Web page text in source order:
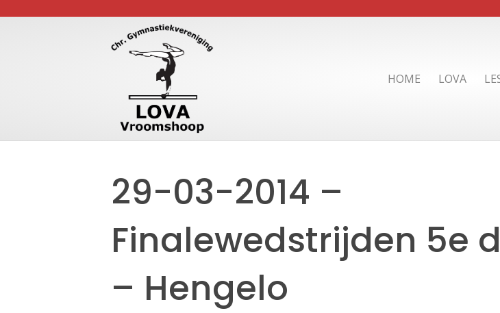
HOME LOVA
29-03-2014 –
Finalewedstrijden 5e
– Hengelo